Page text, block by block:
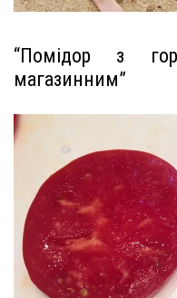
“Помідор з
магазинним”